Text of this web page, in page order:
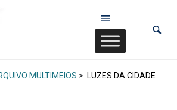
de ferramentas
MULTIMEIOS > LUZES DA CIDADE